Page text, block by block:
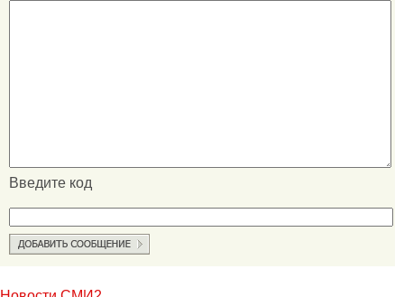
Введите код